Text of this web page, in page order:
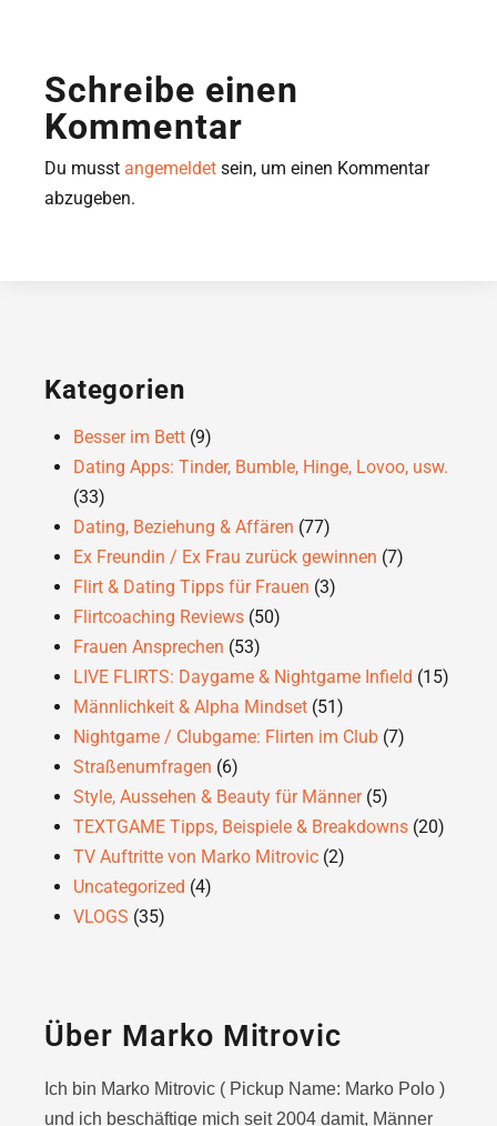
Schreibe einen
Kommentar
Du musst angemeldet sein, um einen Kommentar
abzugeben.
Kategorien
Besser im Bett (9)
Dating Apps: Tinder, Bumble, Hinge, Lovoo, usw.
(33)
Dating, Beziehung & Affären (77)
Ex Freundin / Ex Frau zurück gewinnen (7)
Flirt & Dating Tipps für Frauen (3)
Flirtcoaching Reviews (50)
Frauen Ansprechen (53)
LIVE FLIRTS: Daygame & Nightgame Infield (15)
Männlichkeit & Alpha Mindset (51)
Nightgame / Clubgame: Flirten im Club (7)
Straßenumfragen (6)
Style, Aussehen & Beauty für Männer(5)
TEXTGAME Tipps, Beispiele & Breakdowns (20)
TV Auftritte von Marko Mitrovic (2)
Uncategorized (4)
VLOGS (35)
Über Marko Mitrovic
Ich bin Marko Mitrovic ( Pickup Name: Marko Polo )
und ich beschäftige mich seit 2004 damit, Männer